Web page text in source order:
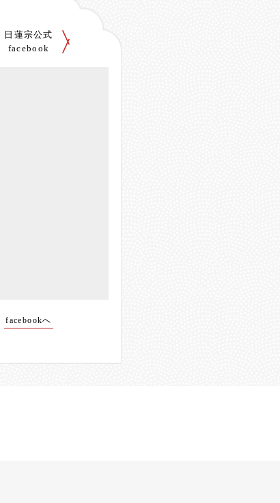
日蓮宗公式
facebook
facebookへ